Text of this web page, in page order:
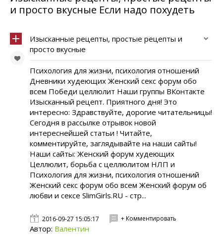
и просто вкусные Если надо похудеть
Изысканные рецепты, простые рецепты и
просто вкусные
Психология для жизни, психология отношений
Дневники худеющих Женский секс форум обо
всем Победи целлюлит Наши группы ВКонтакте
Изысканный рецепт. Приятного дня! Это
интересно: Здравствуйте, дорогие читательницы!
Сегодня в рассылке отрывок новой
интереснейшей статьи ! Читайте,
комментируйте, заглядывайте на наши сайты!
Наши сайты: Женский форум худеющих
Целлюлит, борьба с целлюлитом НЛП и
Психология для жизни, психология отношений
Женский секс форум обо всем Женский форум об
любви и сексе SlimGirls.RU - стр...
2016-09-27 15:05:17 + Комментировать
Автор: Валентин